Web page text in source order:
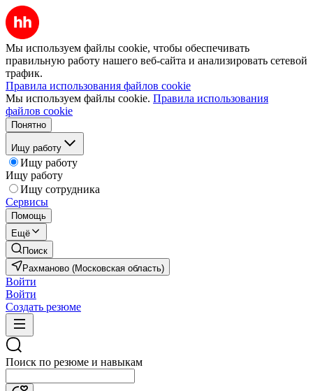
Мы используем файлы cookie, чтобы обеспечивать
правильную работу нашего веб-сайта и анализировать сетевой
трафик.
Правила использования файлов cookie
Мы используем файлы cookie. Правила использования
файлов cookie
Понятно
Ищу работу
Ищу работу
Ищу работу
Ищу сотрудника
Сервисы
Помощь
Ещё
Поиск
Рахманово (Московская область)
Войти
Войти
Создать резюме
Поиск по резюме и навыкам